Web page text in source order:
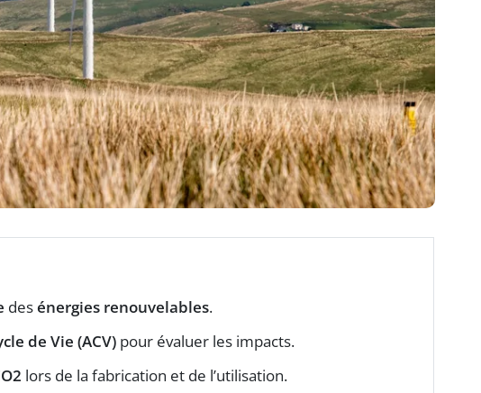
desénergies renouvelables.
de Vie (ACV) pour évaluer les impacts.
lors de la fabrication et de l’utilisation.